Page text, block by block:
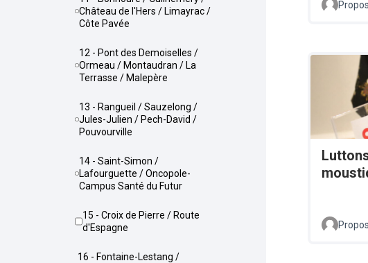
Château de l'Hers / Limayrac /
Côte Pavée
12 - Pont des Demoiselles /
Ormeau / Montaudran / La
Terrasse / Malepère
13 - Rangueil / Sauzelong /
Jules-Julien / Pech-David /
Pouvourville
14 - Saint-Simon /
Lafourguette / Oncopole-
Campus Santé du Futur
15 - Croix de Pierre / Route
d'Espagne
16 - Fontaine-Lestang /